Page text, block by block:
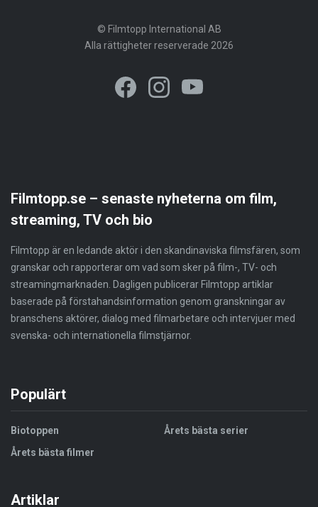
© Filmtopp International AB
Alla rättigheter reserverade 2026
Filmtopp.se – senaste nyheterna om film,
streaming, TV och bio
Filmtopp är en ledande aktör i den skandinaviska filmsfären, som
granskar och rapporterar om vad som sker på film-, TV- och
streamingmarknaden. Dagligen publicerar Filmtopp artiklar
baserade på förstahandsinformation genom granskningar av
branschens aktörer, dialog med filmarbetare och intervjuer med
svenska- och internationella filmstjärnor.
Populärt
Biotoppen
Årets bästa filmer
Årets bästa serier
Artiklar